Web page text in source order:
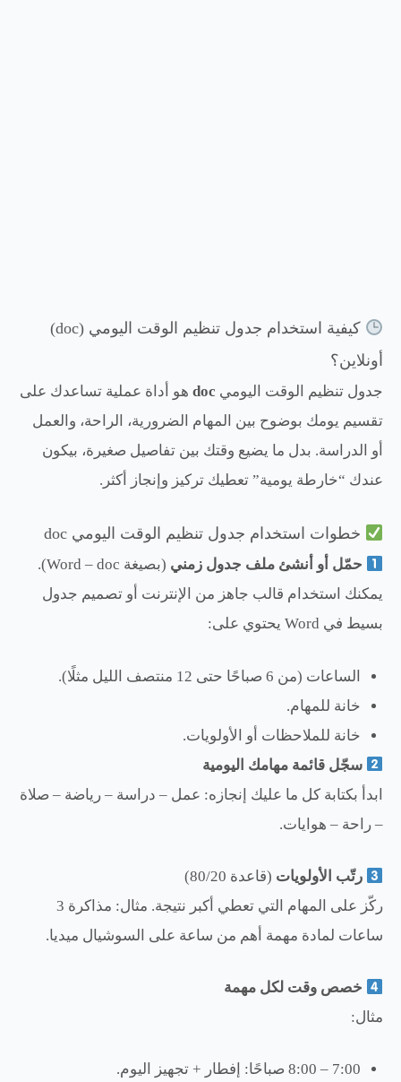
كيفية استخدام جدول تنظيم الوقت اليومي (doc)
أونلاين؟
جدول تنظيم الوقت اليومي doc هو أداة عملية تساعدك على
تقسيم يومك بوضوح بين المهام الضرورية، الراحة، والعمل
أو الدراسة. بدل ما يضيع وقتك بين تفاصيل صغيرة، بيكون
عندك “خارطة يومية” تعطيك تركيز وإنجاز أكثر.
خطوات استخدام جدول تنظيم الوقت اليومي doc
حمّل أو أنشئ ملف جدول زمني (بصيغة Word – doc).
يمكنك استخدام قالب جاهز من الإنترنت أو تصميم جدول
بسيط في Word يحتوي على:
الساعات (من 6 صباحًا حتى 12 منتصف الليل مثلًا).
خانة للمهام.
خانة للملاحظات أو الأولويات.
سجّل قائمة مهامك اليومية
ابدأ بكتابة كل ما عليك إنجازه: عمل – دراسة – رياضة – صلاة
– راحة – هوايات.
رتّب الأولويات (قاعدة 80/20)
ركّز على المهام التي تعطي أكبر نتيجة. مثال: مذاكرة 3
ساعات لمادة مهمة أهم من ساعة على السوشيال ميديا.
خصص وقت لكل مهمة
مثال:
7:00 – 8:00 صباحًا: إفطار + تجهيز اليوم.